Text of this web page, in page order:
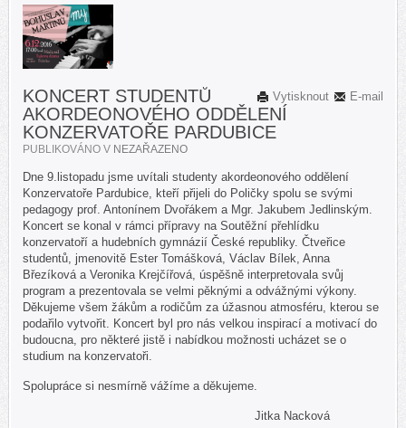
E-mail
Vytisknout
KONCERT STUDENTŮ
AKORDEONOVÉHO ODDĚLENÍ
KONZERVATOŘE PARDUBICE
PUBLIKOVÁNO V NEZAŘAZENO
Dne 9.listopadu jsme uvítali studenty akordeonového oddělení
Konzervatoře Pardubice, kteří přijeli do Poličky spolu se svými
pedagogy prof. Antonínem Dvořákem a Mgr. Jakubem Jedlinským.
Koncert se konal v rámci přípravy na Soutěžní přehlídku
konzervatoří a hudebních gymnázií České republiky. Čtveřice
studentů, jmenovitě Ester Tomášková, Václav Bílek, Anna
Březíková a Veronika Krejčířová, úspěšně interpretovala svůj
program a prezentovala se velmi pěknými a odvážnými výkony.
Děkujeme všem žákům a rodičům za úžasnou atmosféru, kterou se
podařilo vytvořit. Koncert byl pro nás velkou inspirací a motivací do
budoucna, pro některé jistě i nabídkou možnosti ucházet se o
studium na konzervatoři.
Spolupráce si nesmírně vážíme a děkujeme.
Jitka Nacková